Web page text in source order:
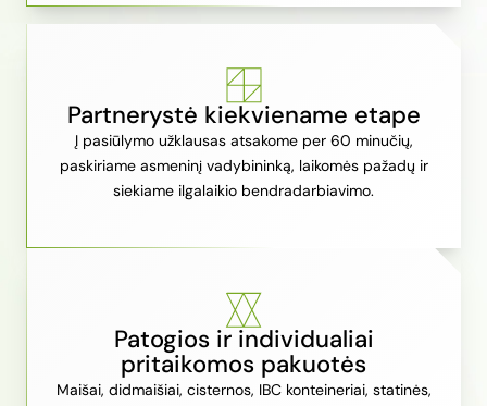
Partnerystė kiekviename etape
Į pasiūlymo užklausas atsakome per 60 minučių,
paskiriame asmeninį vadybininką, laikomės pažadų ir
siekiame ilgalaikio bendradarbiavimo.
Patogios ir individualiai
pritaikomos pakuotės
Maišai, didmaišiai, cisternos, IBC konteineriai, statinės,